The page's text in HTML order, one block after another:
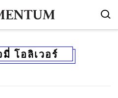
มี่ โอลิเวอร์